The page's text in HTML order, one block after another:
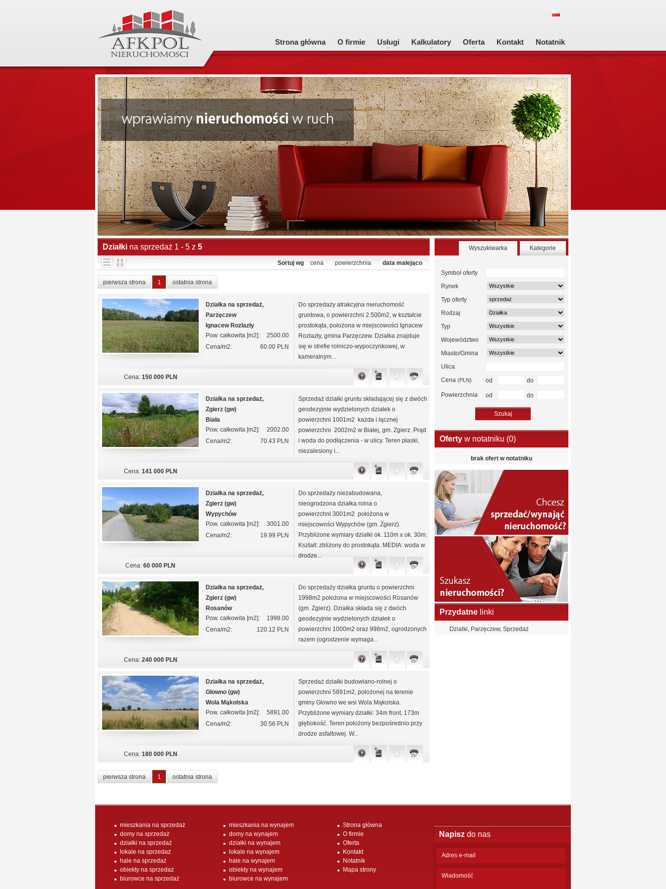
Strona główna O firmie Usługi Kalkulatory Oferta Kontakt Notatnik
Wyszukiwarka Kategorie
Symbol oferty
Rynek
Typ oferty
Rodzaj
Typ
Województwo
Miasto/Gmina
Ulica
Cena (PLN) od do
Powierzchnia od do
Oferty w notatniku (0)
brak ofert w notatniku
Przydatne linki
Dzialki, Parzęczew, Sprzedaż
Działki na sprzedaż 1 - 5 z 5
Sortuj wg cena powierzchnia data malejąco
pierwsza strona 1 ostatnia strona
Działka na sprzedaż,
Parzęczew
Ignacew Rozlazły
Pow. całkowita [m2]:
2500.00
Cena/m2:
60.00 PLN
Do sprzedaży atrakcyjna nieruchomość
gruntowa, o powierzchni 2.500m2, w kształcie
prostokąta, położona w miejscowości Ignacew
Rozlazły, gmina Parzęczew. Działka znajduje
się w strefie rolniczo-wypoczynkowej, w
kameralnym...
Cena: 150 000 PLN
Działka na sprzedaż,
Zgierz (gw)
Biała
Pow. całkowita [m2]:
2002.00
Cena/m2:
70.43 PLN
Sprzedaż działki gruntu składającej się z dwóch
geodezyjnie wydzielonych działek o
powierzchni 1001m2 każda i łącznej
powierzchni 2002m2 w Białej, gm. Zgierz. Prąd
i woda do podłączenia - w ulicy. Teren płaski,
niezalesiony i...
Cena: 141 000 PLN
Działka na sprzedaż,
Zgierz (gw)
Wypychów
Pow. całkowita [m2]:
3001.00
Cena/m2:
19.99 PLN
Do sprzedaży niezabudowana,
nieogrodzona działka rolna o
powierzchni 3001m2 położona w
miejscowości Wypychów (gm. Zgierz).
Przybliżone wymiary działki ok. 110m x ok. 30m.
Kształt: zbliżony do prostokąta. MEDIA: woda w
drodze...
Cena: 60 000 PLN
Działka na sprzedaż,
Zgierz (gw)
Rosanów
Pow. całkowita [m2]:
1998.00
Cena/m2:
120.12 PLN
Do sprzedaży działka gruntu o powierzchni
1998m2 położona w miejscowości Rosanów
(gm. Zgierz). Działka składa się z dwóch
geodezyjnie wydzielonych działek o
powierzchni 1000m2 oraz 998m2, ogrodzonych
razem (ogrodzenie wymaga...
Cena: 240 000 PLN
Działka na sprzedaż,
Głowno (gw)
Wola Mąkolska
Pow. całkowita [m2]:
5891.00
Cena/m2:
30.56 PLN
Sprzedaż działki budowlano-rolnej o
powierzchni 5891m2, położonej na terenie
gminy Głowno we wsi Wola Mąkolska.
Przybliżone wymiary działki: 34m front, 173m
głębokość. Teren położony bezpośrednio przy
drodze asfaltowej. W...
Cena: 180 000 PLN
pierwsza strona 1 ostatnia strona
mieszkania na sprzedaż
domy na sprzedaż
działki na sprzedaż
lokale na sprzedaż
hale na sprzedaż
obiekty na sprzedaż
biurowce na sprzedaż
mieszkania na wynajem
domy na wynajem
działki na wynajem
lokale na wynajem
hale na wynajem
obiekty na wynajem
biurowce na wynajem
Strona główna
O firmie
Oferta
Kontakt
Notatnik
Mapa strony
Napisz do nas